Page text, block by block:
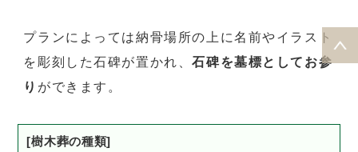
プランによっては納骨場所の上に名前やイラスト
を彫刻した石碑が置かれ、石碑を墓標としてお参
り ができます。
[樹木葬の種類]